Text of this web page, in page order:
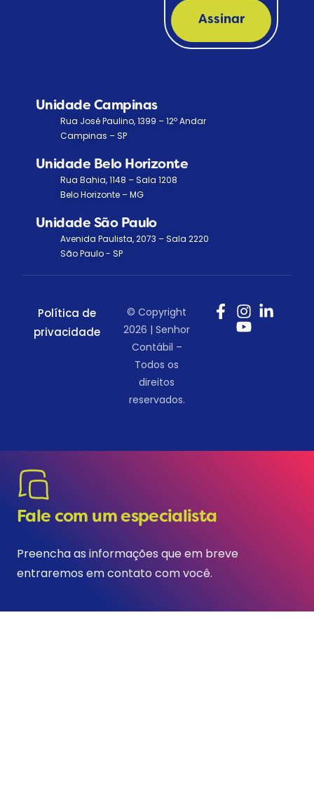
Assinar
Unidade Campinas
Rua José Paulino, 1399 – 12º Andar
Campinas – SP
Unidade Belo Horizonte
Rua Bahia, 1148 – Sala 1208
Belo Horizonte – MG
Unidade São Paulo
Avenida Paulista, 2073 – Sala 2220
São Paulo - SP
Política de
privacidade
© Copyright
2026 | Senhor
Contábil –
Todos os
direitos
reservados.
Fale com um especialista
Preencha as informações que em breve
entraremos em contato com você.